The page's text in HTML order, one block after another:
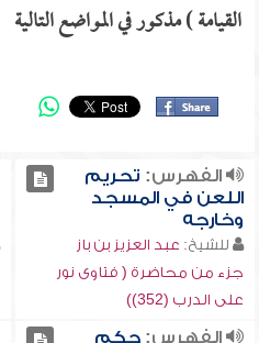
القيامة ) مذكور في المواضع التالية
الفهرس: تحريم
اللعن في المسجد
وخارجه
للشيخ: عبد العزيز بن باز
جزء من محاضرة ( فتاوى نور
على الدرب (352))
الفهرس:حكم